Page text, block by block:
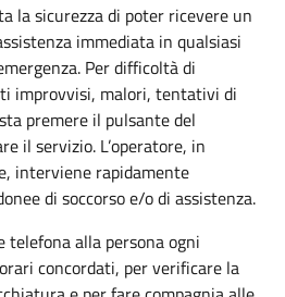
la sicurezza di poter ricevere un
immediata in qualsiasi
Per difficoltà di
improvvisi, malori, tentativi di
premere il pulsante del
il servizio. L’operatore, in
interviene rapidamente
di soccorso e/o di assistenza.
telefona alla persona ogni
concordati, per verificare la